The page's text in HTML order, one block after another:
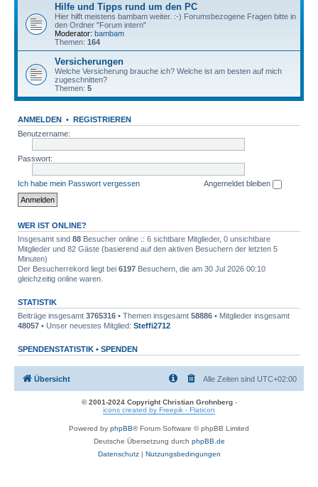
Hilfe und Tipps rund um den PC
Hier hilft meistens bambam weiter. :-) Forumsbezogene Fragen bitte in
den Ordner "Forum intern"
Moderator: bambam
Themen: 164
Versicherungen
Welche Versicherung brauche ich? Welche ist am besten auf mich
zugeschnitten?
Themen: 5
ANMELDEN • REGISTRIEREN
Benutzername:
Passwort:
Ich habe mein Passwort vergessen Angemeldet bleiben
WER IST ONLINE?
Insgesamt sind 88 Besucher online :: 6 sichtbare Mitglieder, 0 unsichtbare
Mitglieder und 82 Gäste (basierend auf den aktiven Besuchern der letzten 5
Minuten)
Der Besucherrekord liegt bei 6197 Besuchern, die am 30 Jul 2026 00:10
gleichzeitig online waren.
STATISTIK
Beiträge insgesamt 3765316 • Themen insgesamt 58886 • Mitglieder insgesamt
48057 • Unser neuestes Mitglied: Steffi2712
SPENDENSTATISTIK • SPENDEN
Übersicht Alle Zeiten sind UTC+02:00
© 2001-2024 Copyright Christian Grohnberg-
icons created by Freepik - Flaticon
Powered by phpBB® Forum Software © phpBB Limited
Deutsche Übersetzung durch phpBB.de
Datenschutz| Nutzungsbedingungen